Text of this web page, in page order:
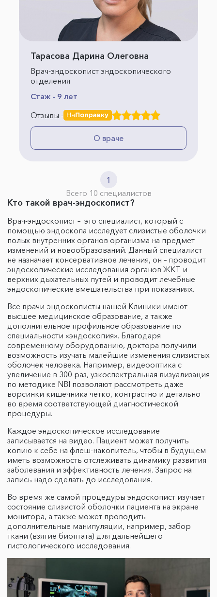
Тарасова Дарина Олеговна
Врач-эндоскопист эндоскопического
отделения
Стаж - 9 лет
Отзывы -
О враче
1
Всего 10 специалистов
Кто такой врач-эндоскопист?
Врач-эндоскопист – это специалист, который с
помощью эндоскопа исследует слизистые оболочки
полых внутренних органов организма на предмет
изменений и новообразований. Данный специалист
не назначает консервативное лечения, он – проводит
эндоскопические исследования органов ЖКТ и
верхних дыхательных путей и проводит лечебные
эндоскопические вмешательства при показаниях.
Все врачи-эндоскописты нашей Клиники имеют
высшее медицинское образование, а также
дополнительное профильное образование по
специальности «эндоскопия». Благодаря
современному оборудованию, доктора получили
возможность изучать малейшие изменения слизистых
оболочек человека. Например, видеооптика с
увеличение в 300 раз, узкоспектральная визуализация
по методике NBI позволяют рассмотреть даже
ворсинки кишечника четко, контрастно и детально
во время соответствующей диагностической
процедуры.
Каждое эндоскопическое исследование
записывается на видео. Пациент может получить
копию к себе на флеш-накопитель, чтобы в будущем
иметь возможность отслеживать динамику развития
заболевания и эффективность лечения. Запрос на
запись надо сделать до исследования.
Во время же самой процедуры эндоскопист изучает
состояние слизистой оболочки пациента на экране
монитора, а также может проводить
дополнительные манипуляции, например, забор
ткани (взятие биоптата) для дальнейшего
гистологического исследования.